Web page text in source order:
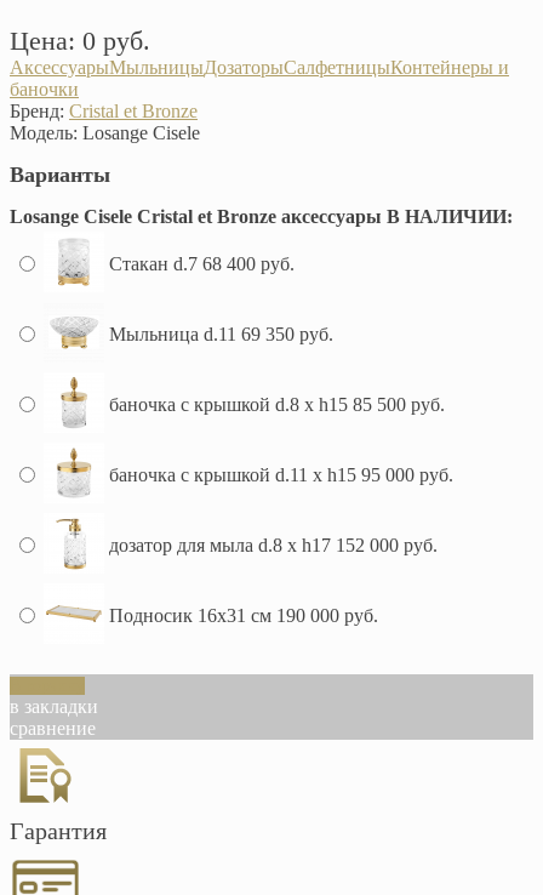
Цена: 0 руб.
АксессуарыМыльницыДозаторыСалфетницыКонтейнеры и
баночки
Бренд: Cristal et Bronze
Модель: Losange Cisele
Варианты
Losange Cisele Cristal et Bronze аксессуары В НАЛИЧИИ:
Стакан d.7 68 400 руб.
Мыльница d.11 69 350 руб.
баночка с крышкой d.8 х h15 85 500 руб.
баночка с крышкой d.11 х h15 95 000 руб.
дозатор для мыла d.8 х h17 152 000 руб.
Подносик 16х31 см 190 000 руб.
в закладки
сравнение
Гарантия